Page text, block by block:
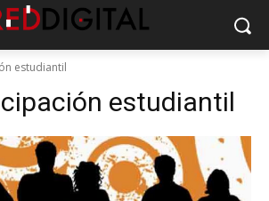
estudiantil
estudiantil